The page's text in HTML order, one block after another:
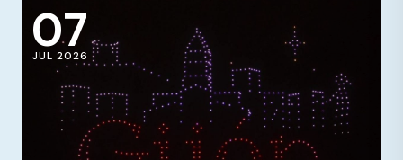
07
JUL 2026